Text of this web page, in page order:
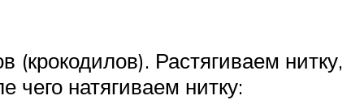
Растягиваем нитку,
чего натягиваем нитку: